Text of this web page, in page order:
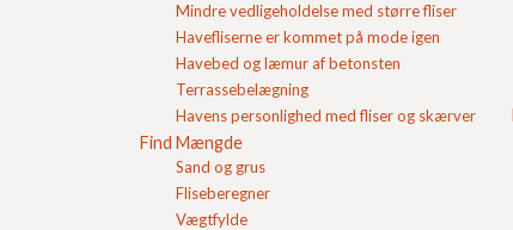
Mindre vedligeholdelse med større fliser
Havefliserne er kommet på mode igen
Havebed og læmur af betonsten
Terrassebelægning
Havens personlighed med fliser og skærver
Find Mængde
Sand og grus
Fliseberegner
Vægtfylde
SKOVL SELV -
sandperler/støbemi
x 8-16 mm i trailer
Pris pr. stk300,00
Se produkt
Havefliser